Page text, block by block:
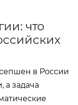
что
в России
а задача